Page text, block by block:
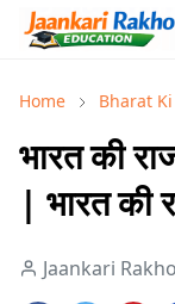
Home Bharat
भारत की
| भारत की
Jaankari Rakho